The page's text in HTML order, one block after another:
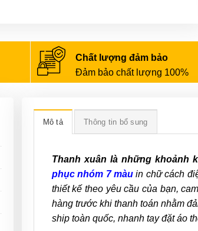
Chất lượng đảm bảo
Đảm bảo chất lượng 100%
Mô tả Thông tin bổ sung
Thanh xuân là những khoảnh
phục nhóm 7 màuin chữ cách
thiết kế theo yêu cầu của bạn,
hàng trước khi thanh toán nhằm
ship toàn quốc, nhanh tay đặt áo